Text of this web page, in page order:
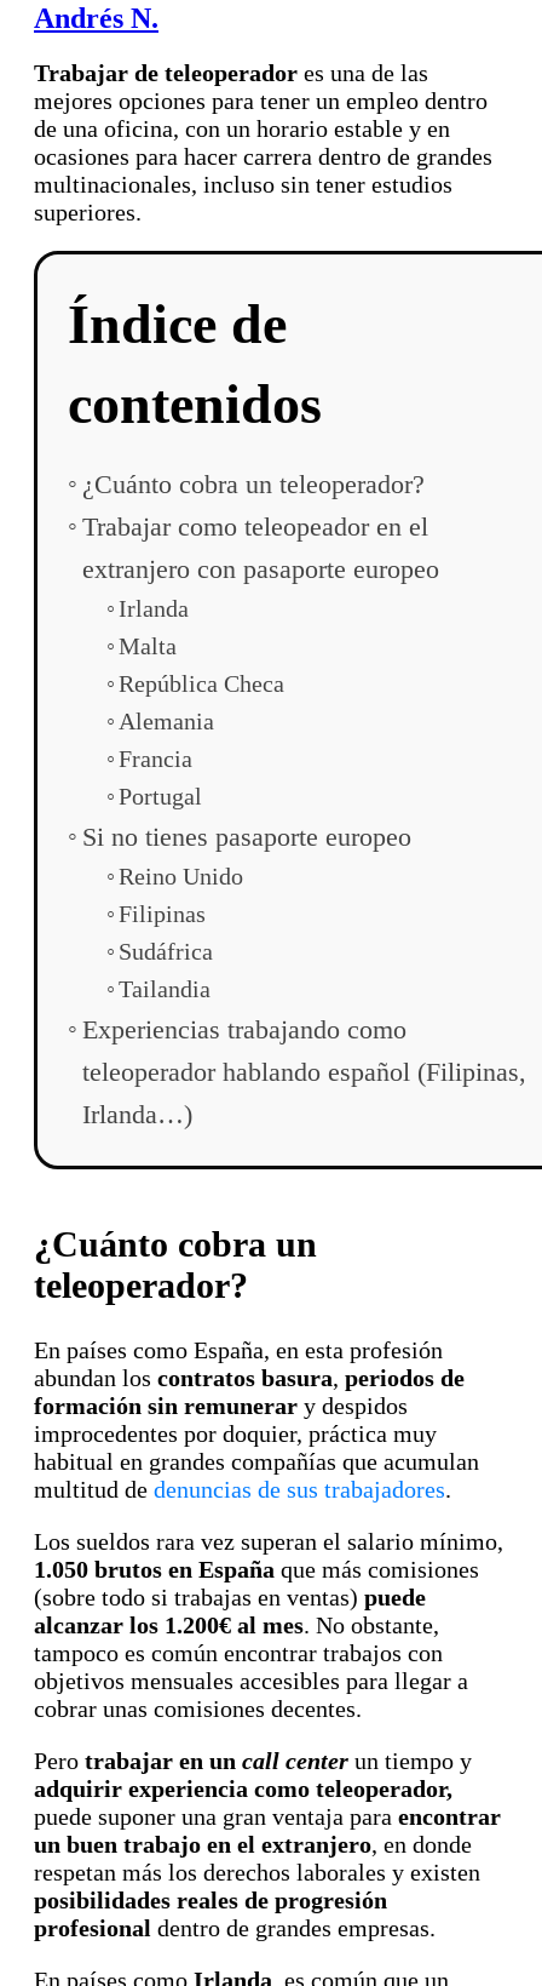
Andrés N.
Trabajar de teleoperador es una de las
mejores opciones para tener un empleo dentro
de una oficina, con un horario estable y en
ocasiones para hacer carrera dentro de grandes
multinacionales, incluso sin tener estudios
superiores.
Índice de
contenidos
¿Cuánto cobra un teleoperador?
Trabajar como teleopeador en el
extranjero con pasaporte europeo
Irlanda
Malta
República Checa
Alemania
Francia
Portugal
Si no tienes pasaporte europeo
Reino Unido
Filipinas
Sudáfrica
Tailandia
Experiencias trabajando como
teleoperador hablando español (Filipinas,
Irlanda…)
¿Cuánto cobra un
teleoperador?
En países como España, en esta profesión
abundan los contratos basura, periodos de
formación sin remunerar y despidos
improcedentes por doquier, práctica muy
habitual en grandes compañías que acumulan
multitud de denuncias de sus trabajadores.
Los sueldos rara vez superan el salario mínimo,
1.050 brutos en España que más comisiones
(sobre todo si trabajas en ventas) puede
alcanzar los 1.200€ al mes. No obstante,
tampoco es común encontrar trabajos con
objetivos mensuales accesibles para llegar a
cobrar unas comisiones decentes.
Pero trabajar en un call center un tiempo y
adquirir experiencia como teleoperador,
puede suponer una gran ventaja para encontrar
un buen trabajo en el extranjero, en donde
respetan más los derechos laborales y existen
posibilidades reales de progresión
profesional dentro de grandes empresas.
En países como Irlanda , es común que un